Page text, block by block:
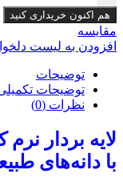
هم اکنون خریداری کنید
مقایسه
افزودن به لیست
توضیحات
توضیحات
نظرات (0)
لایه بردار
با دانه‌های